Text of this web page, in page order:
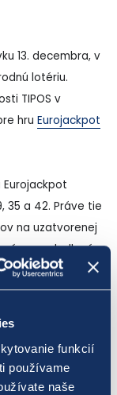
funkcií
používame
naše
13. decembra, v
lotériu.
TIPOS v
hru Eurojackpot
35 a 42. Práve tie
na uzatvorenej
powerballové
boli vyžrebované
z hlavného
12 hráči a